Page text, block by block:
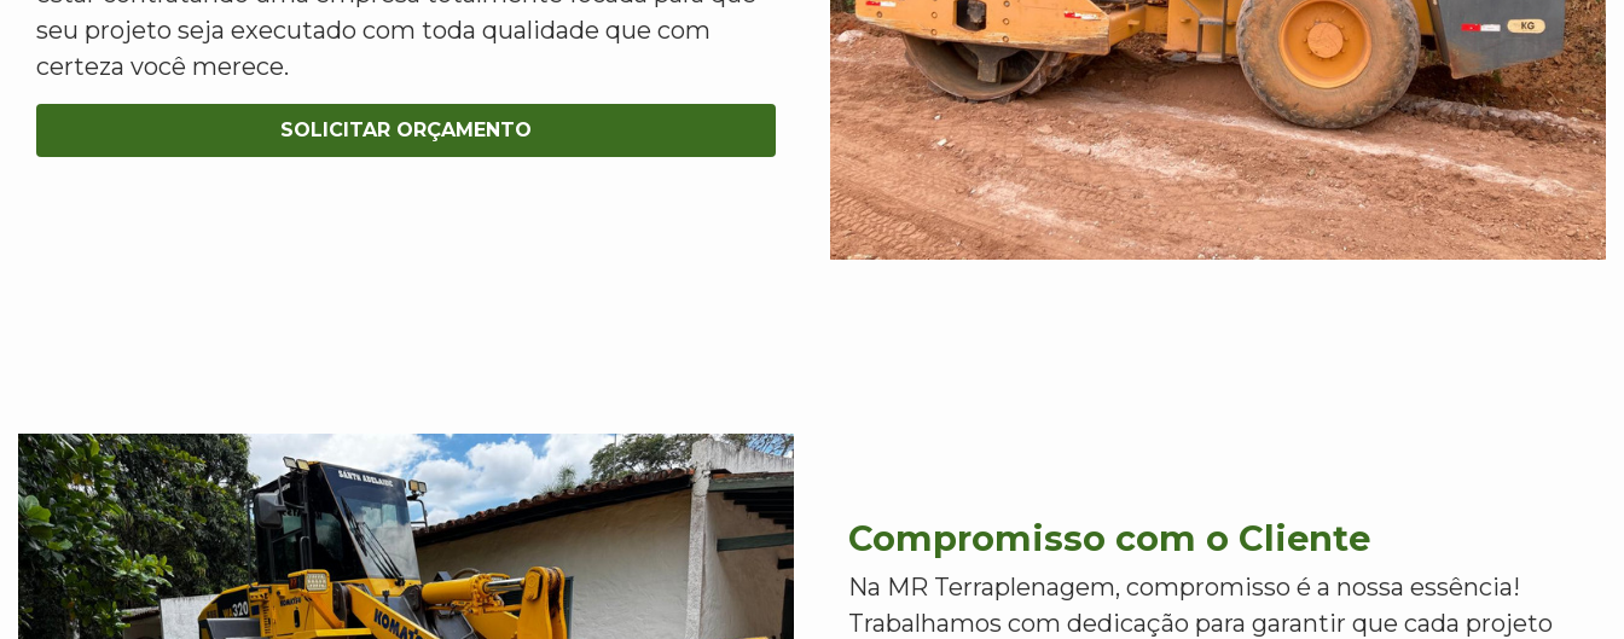
seu projeto seja executado com toda qualidade que com
certeza você merece.
SOLICITAR ORÇAMENTO
Compromisso com o Cliente
Na MR Terraplenagem, compromisso é a nossa essência!
Trabalhamos com dedicação para garantir que cada projeto